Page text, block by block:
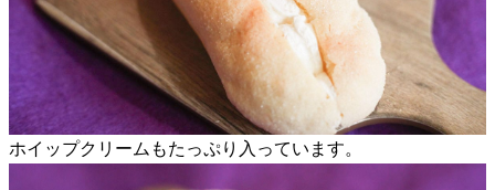
ホイップクリームもたっぷり入っています。